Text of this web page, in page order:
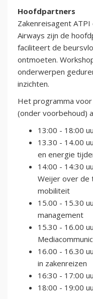
Hoofdpartners
Zakenreisagent
Airways zijn de
faciliteert de
ontmoeten.
onderwerpen
inzichten.
Het programma
(onder voorbehoud)
13:00 - 18:00
13.30 - 14.00
en energie
14:00 - 14:30
Weijer over de
mobiliteit
15.00 - 15.30
management
15.30 - 16.00
16.00 - 16.30
in zakenreizen
16:30 - 17:00
18:00 - 19:00